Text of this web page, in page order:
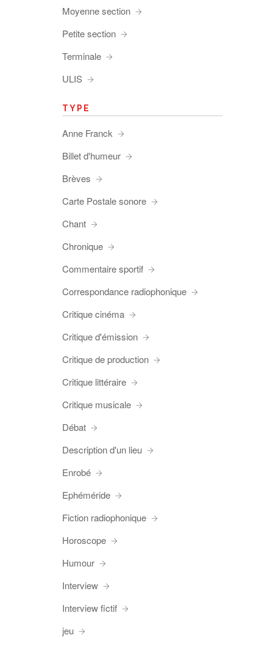
Moyenne section
Petite section
Terminale
ULIS
TYPE
Anne Franck
Billet d'humeur
Brèves
Carte Postale sonore
Chant
Chronique
Commentaire sportif
Correspondance radiophonique
Critique cinéma
Critique d'émission
Critique de production
Critique littéraire
Critique musicale
Débat
Description d'un lieu
Enrobé
Ephéméride
Fiction radiophonique
Horoscope
Humour
Interview
Interview fictif
jeu